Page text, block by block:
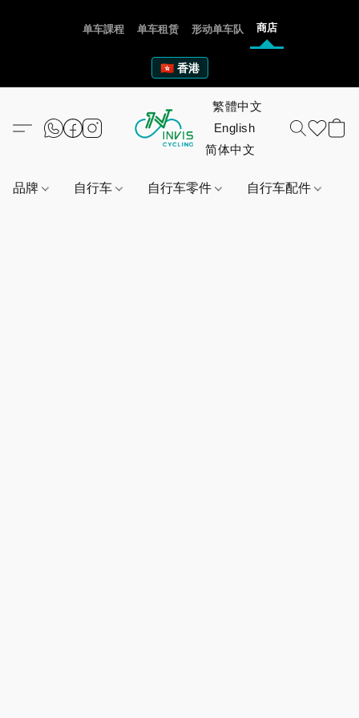
单车課程 单车租赁 形动单车队 商店
🇭🇰 香港
品牌 自行车 自行车零件 自行车配件